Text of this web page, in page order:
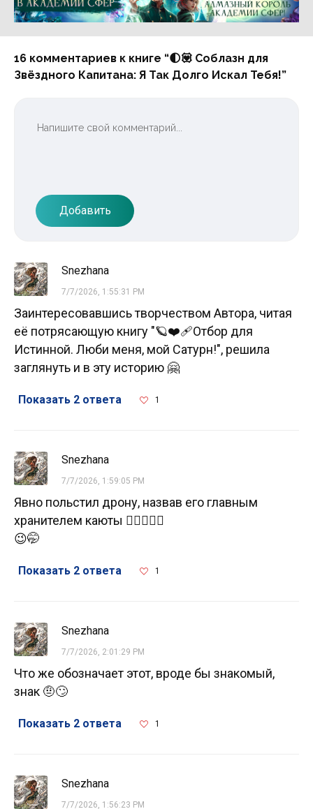
Реклама 16+ АО «ЛитГород»
16 комментариев к книге “🌓💟 Соблазн для
Звёздного Капитана: Я Так Долго Искал Тебя!”
Добавить
Snezhana
7/7/2026, 1:55:31 PM
Заинтересовавшись творчеством Автора, читая
её потрясающую книгу "🪐❤️‍🩹Отбор для
Истинной. Люби меня, мой Сатурн!", решила
заглянуть и в эту историю 🤗
Показать 2 ответа 1
Snezhana
7/7/2026, 1:59:05 PM
Явно польстил дрону, назвав его главным
хранителем каюты 👌🏻🤖👍🏻
😉🤭
Показать 2 ответа 1
Snezhana
7/7/2026, 2:01:29 PM
Что же обозначает этот, вроде бы знакомый,
знак 🤨🙄
Показать 2 ответа 1
Snezhana
7/7/2026, 1:56:23 PM